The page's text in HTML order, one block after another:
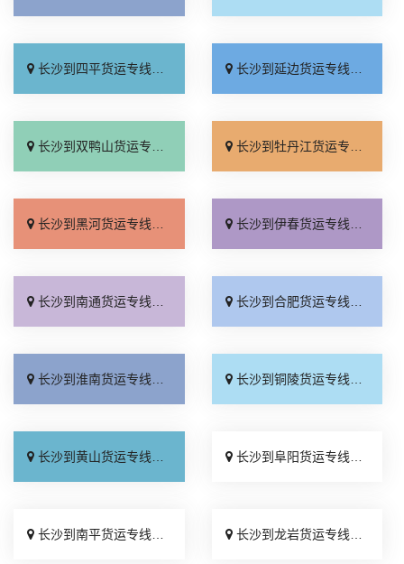
长沙到四平货运专线_按时送达「收费介绍」 长沙到延边货运专线_急你所需「快速响应」
长沙到双鸭山货运专线_不随意加价「市县派送」 长沙到牡丹江货运专线_来电咨询「市县派送」
长沙到黑河货运专线_直通专线「快运有保障」 长沙到伊春货运专线_按时送达「多少一方」
长沙到南通货运专线_直发全境「整车配货」 长沙到合肥货运专线_送货到门「定点发车」
长沙到淮南货运专线_要多少钱「收费标准」 长沙到铜陵货运专线_放心物流「专线直达」
长沙到黄山货运专线_诚信经营「服务周到」 长沙到阜阳货运专线_准时到货「运费多少」
长沙到南平货运专线_诚信为先「全境到达」 长沙到龙岩货运专线_定点发车「省事省心」